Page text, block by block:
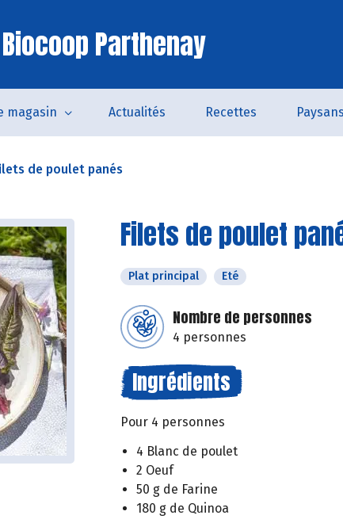
Biocoop Parthenay
magasin Actualités Recettes
de poulet panés
Filets de poulet
Plat principal Eté
Nombre de personnes
4 personnes
Ingrédients
Pour 4 personnes
4 Blanc de poulet
2 Oeuf
50 g de Farine
180 g de Quinoa